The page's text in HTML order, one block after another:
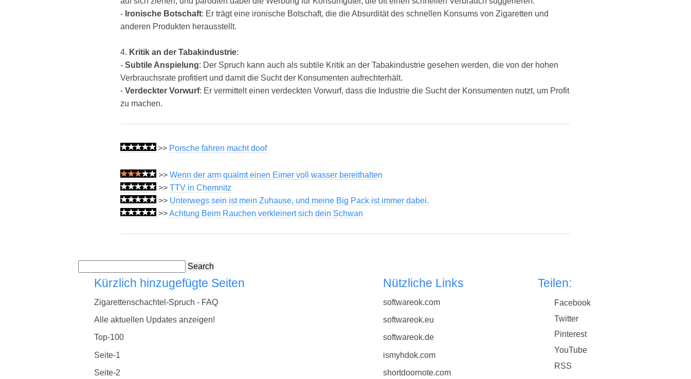
- Ironische Botschaft: Er trägt eine ironische Botschaft, die die Absurdität des schnellen Konsums von Zigaretten und
anderen Produkten herausstellt.
4. Kritik an der Tabakindustrie:
- Subtile Anspielung: Der Spruch kann auch als subtile Kritik an der Tabakindustrie gesehen werden, die von der hohen
Verbrauchsrate profitiert und damit die Sucht der Konsumenten aufrechterhält.
- Verdeckter Vorwurf: Er vermittelt einen verdeckten Vorwurf, dass die Industrie die Sucht der Konsumenten nutzt, um Profit
zu machen.
>> Porsche fahren macht doof
>> Wenn der arm qualmt einen Eimer voll wasser bereithalten
>> TTV in Chemnitz
>> Unterwegs sein ist mein Zuhause, und meine Big Pack ist immer dabei.
>>Achtung Beim Rauchen verkleinert sich dein Schwan
Search
Kürzlich hinzugefügte Seiten
Zigarettenschachtel-Spruch - FAQ
Alle aktuellen Updates anzeigen!
Top-100
Seite-1
Seite-2
Nützliche Links
softwareok.com
softwareok.eu
softwareok.de
ismyhdok.com
shortdoornote.com
Teilen:
Facebook
Twitter
Pinterest
YouTube
RSS